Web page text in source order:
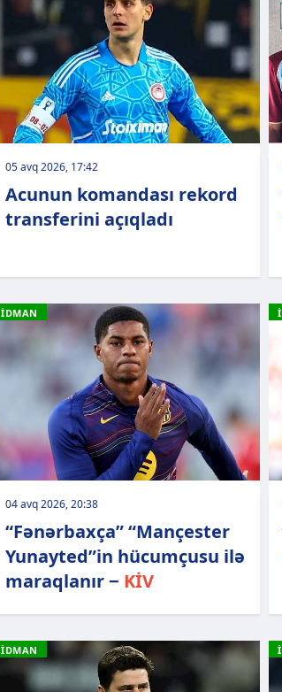
05 avq 2026, 17:42
Acunun komandası rekord
transferini açıqladı
İDMAN
04 avq 2026, 20:38
“Fənərbaxça” “Mançester
Yunayted”in hücumçusu ilə
maraqlanır − KİV
İDMAN